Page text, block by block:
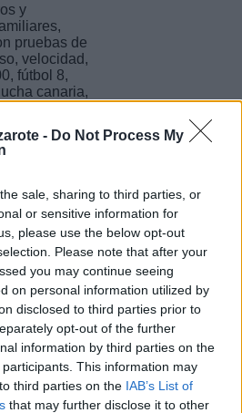
- Do Not Process My
sale, sharing to third parties, or
or sensitive information for
please use the below opt-out
Please note that after your
you may continue seeing
on personal information utilized by
disclosed to third parties prior to
opt-out of the further
information by third parties on the
participants. This information may
third parties on the IAB’s List of
that may further disclose it to other
y
pruebas de
velocidad,
fútbol 8,
canaria,
los escolares
de propiciar
alto el
final todos los
el
y aplaudieron
la gran
Olimpiadas
agradece la
directivos
así
deportivos
siempre